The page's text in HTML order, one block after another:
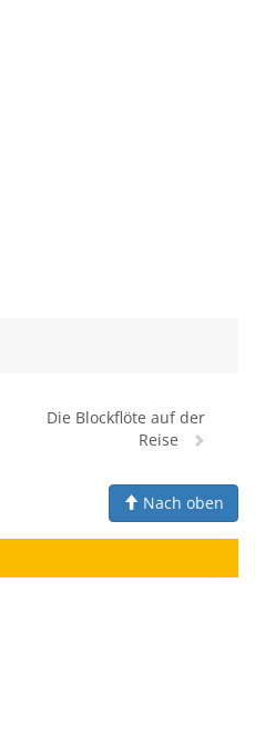
Die Blockflöte auf der
Reise
Nach oben